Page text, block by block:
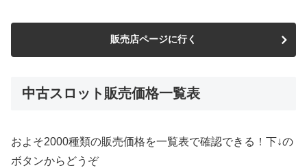
販売店ページに行く
中古スロット販売価格一覧表
およそ2000種類の販売価格を一覧表で確認できる！下↓の
ボタンからどうぞ